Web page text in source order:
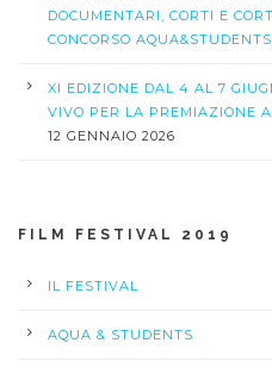
DOCUMENTARI, CORTI E
CONCORSO AQUA&STUDENTS
XI EDIZIONE DAL 4 AL 7
VIVO PER LA PREMIAZIONE
12 GENNAIO 2026
FILM FESTIVAL 2019
IL FESTIVAL
AQUA & STUDENTS